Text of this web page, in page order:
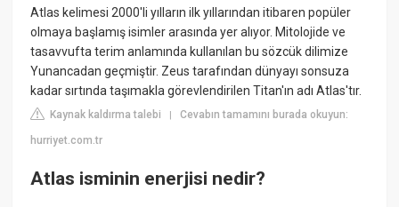
Atlas kelimesi 2000'li yılların ilk yıllarından itibaren popüler
olmaya başlamış isimler arasında yer alıyor. Mitolojide ve
tasavvufta terim anlamında kullanılan bu sözcük dilimize
Yunancadan geçmiştir. Zeus tarafından dünyayı sonsuza
kadar sırtında taşımakla görevlendirilen Titan'ın adı Atlas'tır.
Kaynak kaldırma talebi |Cevabın tamamını burada okuyun:
hurriyet.com.tr
Atlas isminin enerjisi nedir?